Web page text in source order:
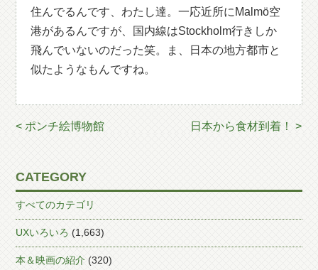
住んでるんです、わたし達。一応近所にMalmö空
港があるんですが、国内線はStockholm行きしか
飛んでいないのだった笑。ま、日本の地方都市と
似たようなもんですね。
< ポンチ絵博物館 日本から食材到着！ >
CATEGORY
すべてのカテゴリ
UXいろいろ (1,663)
本＆映画の紹介 (320)